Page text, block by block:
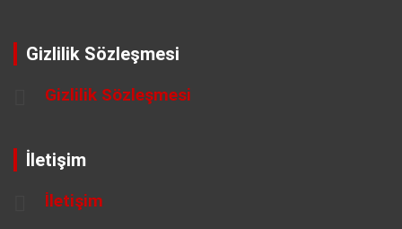
Gizlilik Sözleşmesi
Gizlilik Sözleşmesi
İletişim
İletişim